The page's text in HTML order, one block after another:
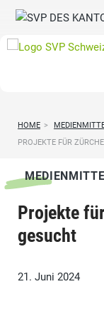
HOME >
PROJEKTE FÜR
Projekte
gesucht
21. Juni 2024